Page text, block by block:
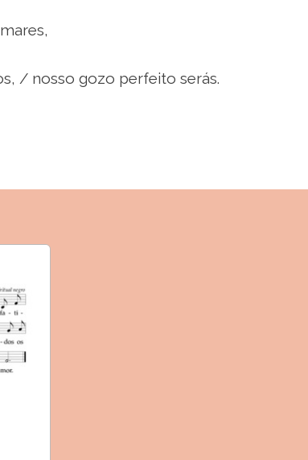
/ nosso gozo perfeito serás.